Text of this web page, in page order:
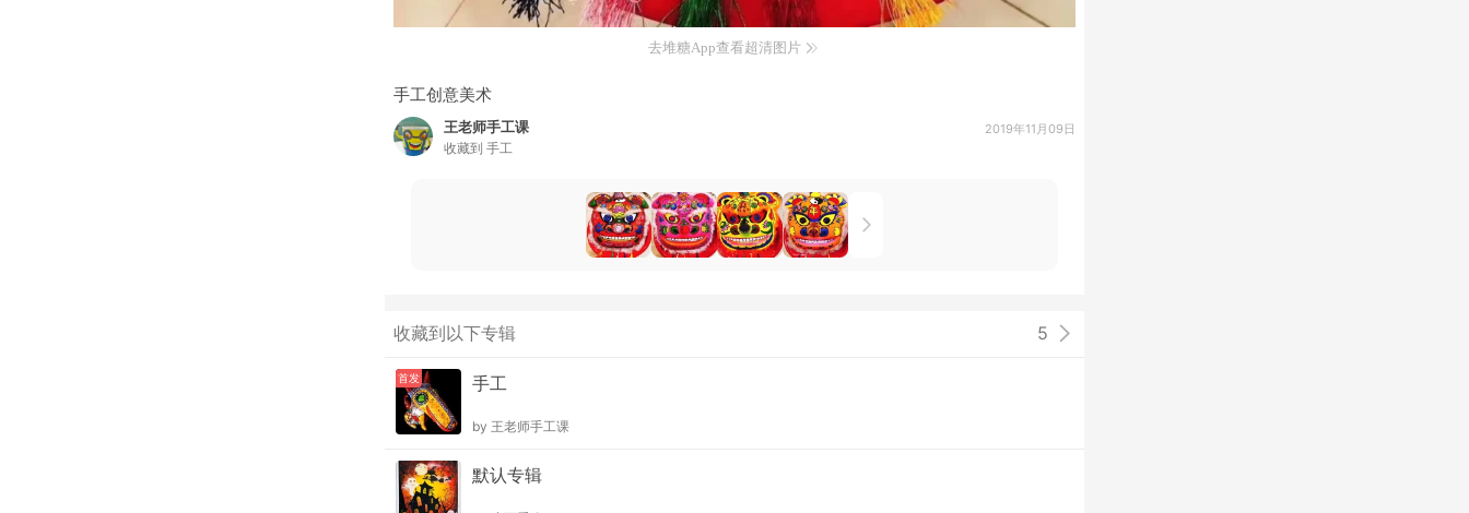
去堆糖App查看超清图片
手工创意美术
王老师手工课
收藏到 手工
2019年11月09日
收藏到以下专辑 5
首发 手工
by 王老师手工课
默认专辑